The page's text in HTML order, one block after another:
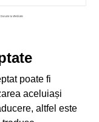
poate fi
aceluiași
altfel este